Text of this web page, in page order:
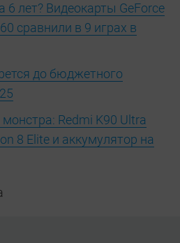
6 лет? Видеокарты GeForce
сравнили в 9 играх в
до бюджетного
Redmi K90 Ultra
8 Elite и аккумулятор на